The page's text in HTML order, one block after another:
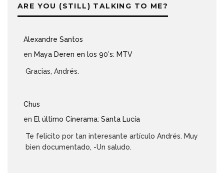
ARE YOU (STILL) TALKING TO ME?
Alexandre Santos
en Maya Deren en los 90′s: MTV
Gracias, Andrés.
Chus
en El último Cinerama: Santa Lucía
Te felicito por tan interesante artículo Andrés. Muy
bien documentado, -Un saludo.